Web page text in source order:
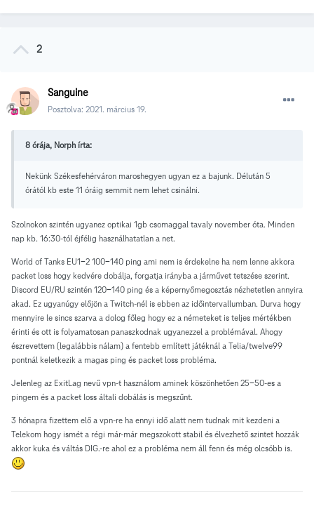
2
Sanguine
Posztolva: 2021. március 19.
8 órája, Norph írta:
Nekünk Székesfehérváron maroshegyen ugyan ez a bajunk. Délután 5
órától kb este 11 óráig semmit nem lehet csinálni.
Szolnokon szintén ugyanez optikai 1gb csomaggal tavaly november óta. Minden
nap kb. 16:30-tól éjfélig használhatatlan a net.
World of Tanks EU1-2 100-140 ping ami nem is érdekelne ha nem lenne akkora
packet loss hogy kedvére dobálja, forgatja irányba a járművet tetszése szerint.
Discord EU/RU szintén 120-140 ping és a képernyőmegosztás nézhetetlen annyira
akad. Ez ugyanúgy előjön a Twitch-nél is ebben az időintervallumban. Durva hogy
mennyire le sincs szarva a dolog főleg hogy ez a németeket is teljes mértékben
érinti és ott is folyamatosan panaszkodnak ugyanezzel a problémával. Ahogy
észrevettem (legalábbis nálam) a fentebb említett játéknál a Telia/twelve99
pontnál keletkezik a magas ping és packet loss probléma.
Jelenleg az ExitLag nevű vpn-t használom aminek köszönhetően 25-50-es a
pingem és a packet loss általi dobálás is megszűnt.
3 hónapra fizettem elő a vpn-re ha ennyi idő alatt nem tudnak mit kezdeni a
Telekom hogy ismét a régi már-már megszokott stabil és élvezhető szintet hozzák
akkor kuka és váltás DIG.-re ahol ez a probléma nem áll fenn és még olcsóbb is.